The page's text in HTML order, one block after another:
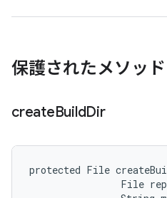
保護されたメソッド
createBuildDir
protected File
File